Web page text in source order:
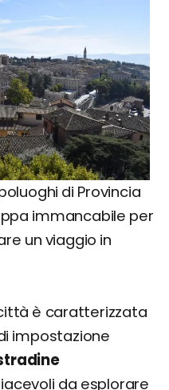
di Provincia
immancabile per
un viaggio in
è caratterizzata
impostazione
da esplorare